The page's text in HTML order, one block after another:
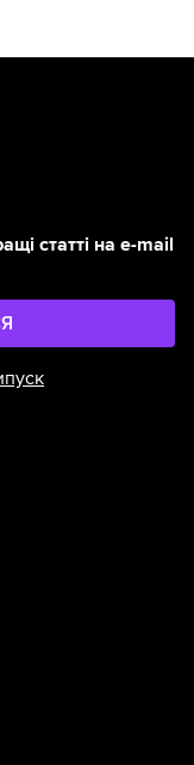
статті на e-mail